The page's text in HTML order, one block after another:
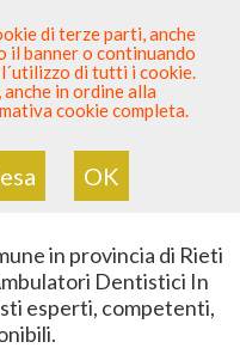
PARTECIPA
>Ambulatori Dentistici
Lazio>Rieti
DI RIETI
in provincia di Rieti
Dentistici In
esperti, competenti,
di terze parti, anche
il banner o continuando
di tutti i cookie.
in ordine alla
cookie completa.
OK